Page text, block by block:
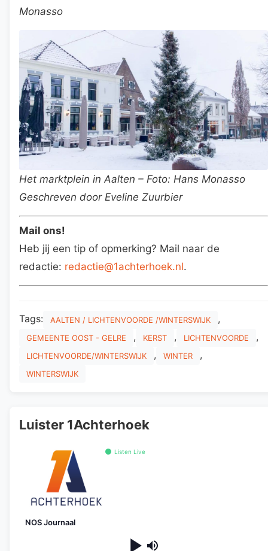
Monasso
Het marktplein in Aalten – Foto: Hans Monasso
Geschreven door Eveline Zuurbier
Mail ons!
Heb jij een tip of opmerking? Mail naar de
redactie: redactie@1achterhoek.nl.
Tags: AALTEN / LICHTENVOORDE /WINTERSWIJK ,
GEMEENTE OOST - GELRE , KERST , LICHTENVOORDE ,
LICHTENVOORDE/WINTERSWIJK , WINTER ,
WINTERSWIJK
Luister 1Achterhoek
Listen Live
NOS Journaal